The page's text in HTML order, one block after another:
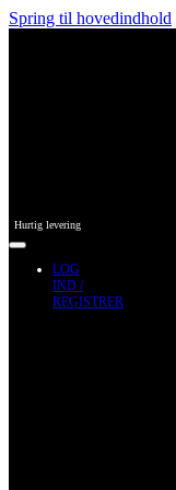
Spring til hovedindhold
Hurtig levering
LOG
IND /
REGISTRER